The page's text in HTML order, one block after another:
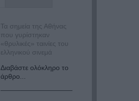
Τα σημεία της Αθήνας
που γυρίστηκαν
«θρυλικές» ταινίες του
ελληνικού σινεμά
Διαβάστε ολόκληρο το
άρθρο...